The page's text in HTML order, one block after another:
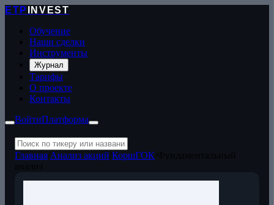
ETP
INVEST
Обучение
Наши сделки
Инструменты
Журнал
Тарифы
О проекте
Контакты
ВойтиПлатформа
Главная Анализ акций КоршГОК